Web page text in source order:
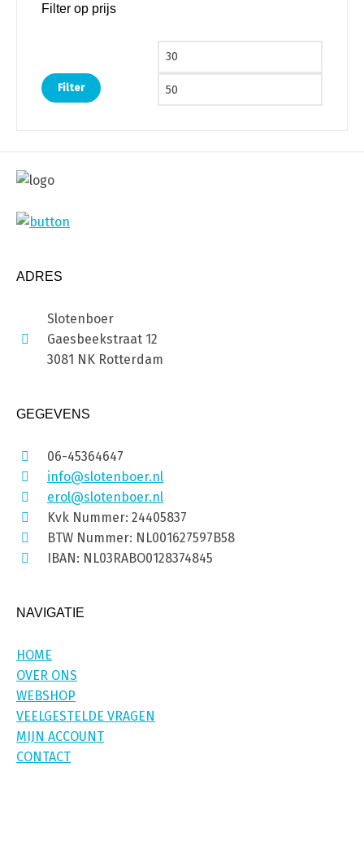
Filter op prijs
Min. prijs
Filter
ADRES
Slotenboer
Gaesbeekstraat 12
3081 NK Rotterdam
GEGEVENS
06-45364647
info@slotenboer.nl
erol@slotenboer.nl
Kvk Nummer: 24405837
BTW Nummer: NL001627597B58
IBAN: NL03RABO0128374845
NAVIGATIE
HOME
OVER ONS
WEBSHOP
VEELGESTELDE VRAGEN
MIJN ACCOUNT
CONTACT